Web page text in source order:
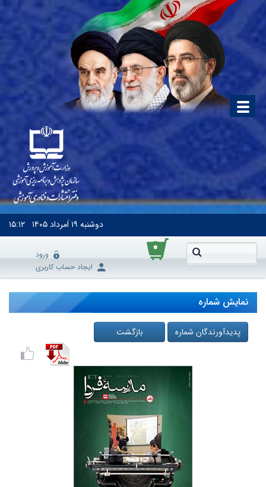
دوشنبه ۱۹ اَمرداد ۱۴۰۵ ۱۵:۱۲
۰
ورود
ایجاد حساب کاربری
نمایش شماره
پدیدآورندگان شماره بازگشت